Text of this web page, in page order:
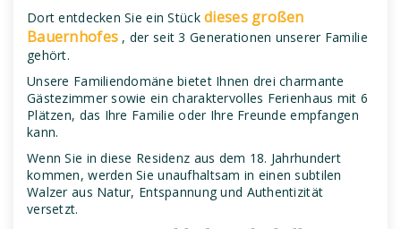
Dort entdecken Sie ein Stückdieses großen
Bauernhofes , der seit 3 Generationen unserer Familie
gehört.
Unsere Familiendomäne bietet Ihnen drei charmante
Gästezimmer sowie ein charaktervolles Ferienhaus mit 6
Plätzen, das Ihre Familie oder Ihre Freunde empfangen
kann.
Wenn Sie in diese Residenz aus dem 18. Jahrhundert
kommen, werden Sie unaufhaltsam in einen subtilen
Walzer aus Natur, Entspannung und Authentizität
versetzt.